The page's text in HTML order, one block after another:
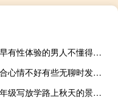
太早有性体验的男人不懂得宠爱女人
适合心情不好有些无聊时发的说说 只想好好睡一觉醒来所有不如意都忘掉
三年级写放学路上秋天的景色句子